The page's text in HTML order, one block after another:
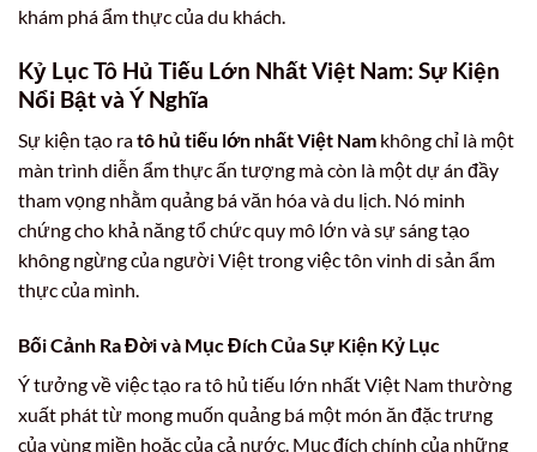
khám phá ẩm thực của du khách.
Kỷ Lục Tô Hủ Tiếu Lớn Nhất Việt Nam: Sự Kiện
Nổi Bật và Ý Nghĩa
Sự kiện tạo ratô hủ tiếu lớn nhất Việt Nam không chỉ là một
màn trình diễn ẩm thực ấn tượng mà còn là một dự án đầy
tham vọng nhằm quảng bá văn hóa và du lịch. Nó minh
chứng cho khả năng tổ chức quy mô lớn và sự sáng tạo
không ngừng của người Việt trong việc tôn vinh di sản ẩm
thực của mình.
Bối Cảnh Ra Đời và Mục Đích Của Sự Kiện Kỷ Lục
Ý tưởng về việc tạo ra tô hủ tiếu lớn nhất Việt Nam thường
xuất phát từ mong muốn quảng bá một món ăn đặc trưng
của vùng miền hoặc của cả nước. Mục đích chính của những